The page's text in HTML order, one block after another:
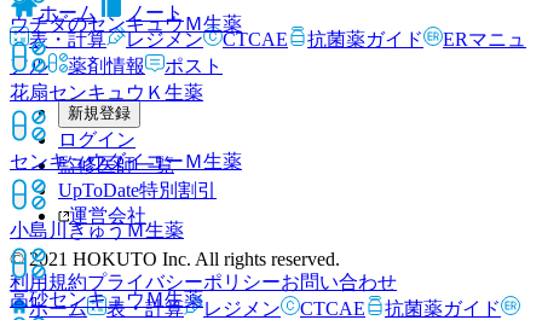
ウチダのセンキュウＭ生薬
花扇センキュウＫ 生薬
センキュウダイコーＭ生薬
小島川きゅうＭ生薬
高砂センキュウＭ生薬
ホーム
ノート
表・計算
レジメン CTCAE 抗菌薬ガイド
ERマニュ
アル
薬剤情報 ポスト
新規登録
ログイン
監修医師一覧
UpToDate特別割引
運営会社
© 2021 HOKUTO Inc. All rights reserved.
利用規約プライバシーポリシーお問い合わせ
ホーム
表・計算 レジメン CTCAE
抗菌薬ガイド